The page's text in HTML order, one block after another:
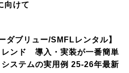
向けて
ダブリュー/SMFLレンタル】
レンド 導入・実装が一番簡単
ステムの実用例 25-26年最新